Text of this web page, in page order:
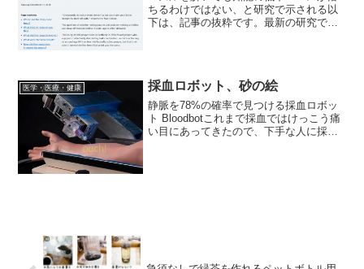
ちるわけではない、と研究で示される以
下は、記事の抜粋です。最新の研究で
医学・医療・健康 採血ロボット、砂の絵
静脈を78%の確率で見つける採血ロボッ
ト Bloodbotこれまで採血ではけっこう痛
い目にあってきたので、下手な人に採血